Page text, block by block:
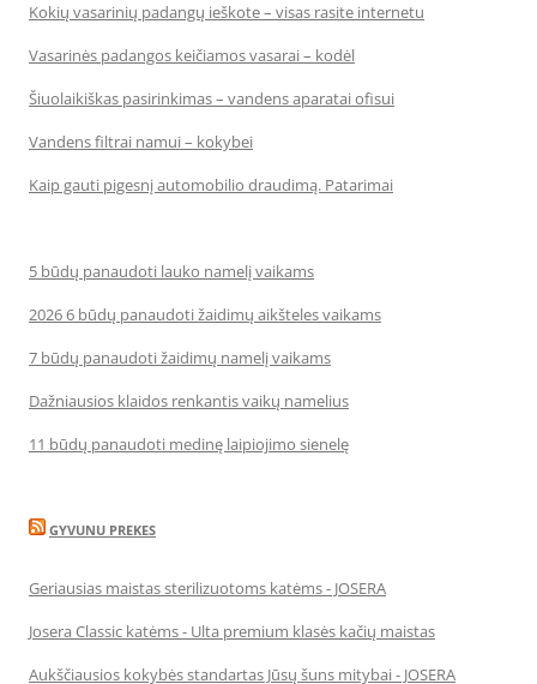
Kokių vasarinių padangų ieškote – visas rasite internetu
Vasarinės padangos keičiamos vasarai – kodėl
Šiuolaikiškas pasirinkimas – vandens aparatai ofisui
Vandens filtrai namui – kokybei
Kaip gauti pigesnį automobilio draudimą. Patarimai
5 būdų panaudoti lauko namelį vaikams
2026 6 būdų panaudoti žaidimų aikšteles vaikams
7 būdų panaudoti žaidimų namelį vaikams
Dažniausios klaidos renkantis vaikų namelius
11 būdų panaudoti medinę laipiojimo sienelę
GYVUNU PREKES
Geriausias maistas sterilizuotoms katėms - JOSERA
Josera Classic katėms - Ulta premium klasės kačių maistas
Aukščiausios kokybės standartas Jūsų šuns mitybai - JOSERA